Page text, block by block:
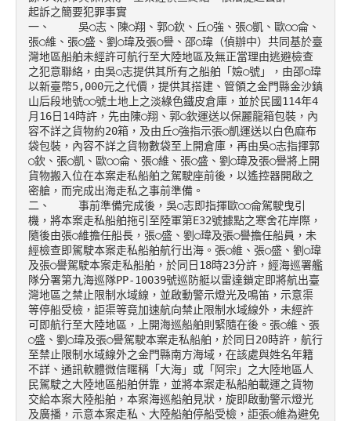
起訴之簡要犯罪事實
一、	吳○志、陳○翔、郭○欽、丘○強、張○凱、歐○○侖、
張○維、張○盛、劉○瑋及張○譽、邵○瑋（偵辦中）共同基於臺
灣地區船舶未經許可航行至大陸地區及無正當理由逃避檢查
之犯意聯絡，由吳○志提供其所有之船舶「嬐○號」，由邵○瑋
以新臺幣5,000元之代價，提供其搭建、管領之金門縣金沙鎮
山后段地號○○號土地上之淡綠色鐵皮倉庫，並於民國114年4
月16日14時許，先由陳○翔、郭○欽運送以保麗龍箱包裝，內
容不詳之貨物約20箱，及由丘○強指示張○凱運送以白色麻布
袋包裝，內容不詳之貨物數袋至上開倉庫，再由吳○志指揮郭
○欽、張○凱、歐○○侖、張○維、張○盛、劉○瑋及張○譽將上開
貨物搬入位在本案走私船舶之駕駛座前後，以遙控器開啟之
密艙，而完成出海走私之事前準備。
二、	事前準備完成後，吳○志即指揮歐○○侖駕駛曳引
機，將本案走私船舶拖引至陸軍第E32號據點之寒舍花岸際，
隨後由張○維擔任船長，張○盛、劉○瑋及張○譽擔任船員，未
經檢查即駕駛本案走私船舶航行出海。張○維、張○盛、劉○瑋
及張○譽駕駛本案走私船舶，於同日18時23分許，經海巡署艦
隊分署第九海巡隊PP-10039號巡防艇以雷達鎖定即將航出臺
灣地區之禁止限制水域線，並啟動警示燈光及鳴笛，示意渠
等停船受檢，詎渠等竟加速航向禁止限制水域線外，未經許
可即航行至大陸地區，上開海巡船舶則緊隨在後。張○維、張
○盛、劉○瑋及張○譽駕駛本案走私船舶，於同日20時許，航行
至禁止限制水域線外之金門縣南方海域，在該處與姓名年籍
不詳、通訊軟體微信暱稱「大海」或「阿宗」之大陸地區人
民駕駛之大陸地區船舶併靠，並將本案走私船舶載運之貨物
交給本案大陸船舶，本案海巡船舶見狀，旋即啟動警示燈光
及廣播，示意本案走私、大陸船舶停船受檢，詎張○維為避免